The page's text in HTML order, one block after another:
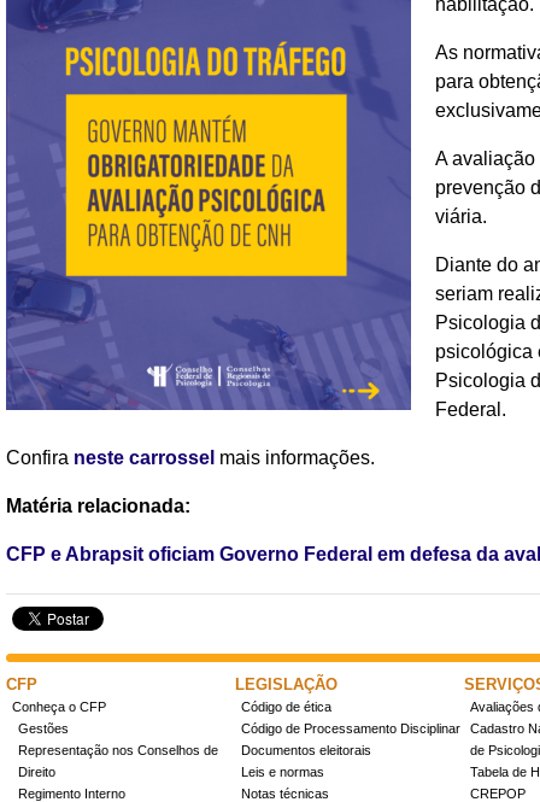
habilitação.
As
para
A avaliação
prevenção
viária.
Diante do
seriam
Psicologia
psicológica
Psicologia
Federal.
Confira neste carrossel mais informações.
Matéria relacionada:
CFP e Abrapsit oficiam Governo Federal em defesa da
CFP
Conheça o CFP
Gestões
Representação nos Conselhos de
Direito
Regimento Interno
LEGISLAÇÃO
Código de ética
Código de Processamento Disciplinar
Documentos eleitorais
Leis e normas
Notas técnicas
Avaliações
Cadastro
de
Tabela de
CREPOP